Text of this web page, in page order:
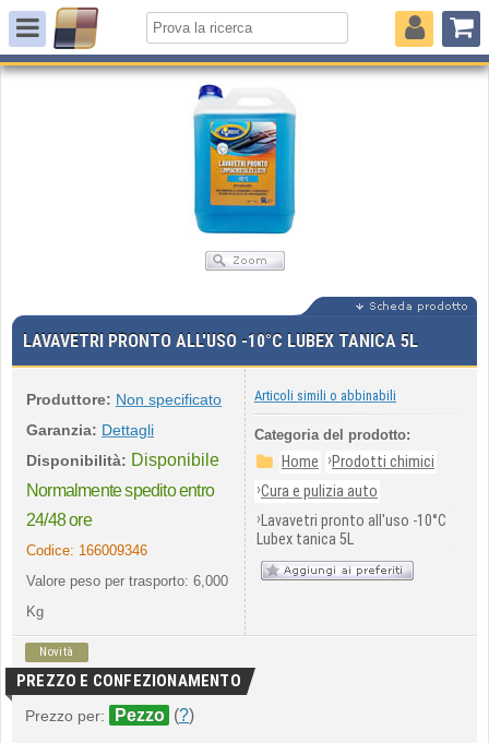
LAVAVETRI PRONTO ALL'USO -10°C LUBEX TANICA 5L
Produttore: Non specificato
Garanzia: Dettagli
Disponibilità: Disponibile
Normalmente spedito entro
24/48 ore
Codice: 166009346
Valore peso per trasporto: 6,000
Kg
Articoli simili o abbinabili
Categoria del prodotto:
Home ›Prodotti chimici
›Cura e pulizia auto
›Lavavetri pronto all'uso -10°C
Lubex tanica 5L
Novità
PREZZO E CONFEZIONAMENTO
Prezzo per: Pezzo (?)